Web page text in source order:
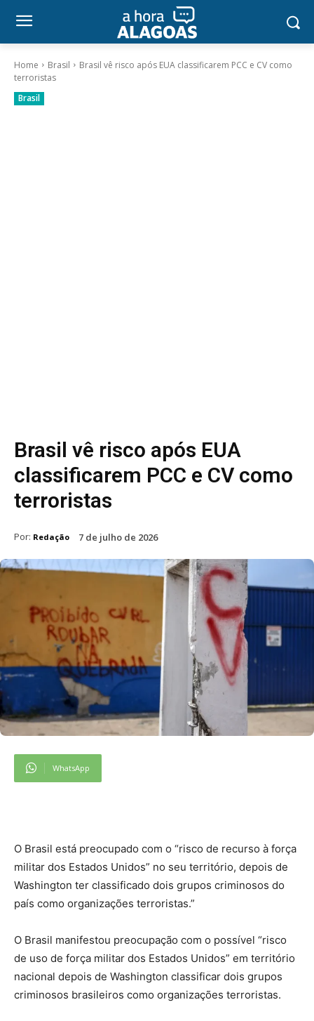
Home Brasil
Brasil vê risco após EUA classificarem PCC e CV como
terroristas
Brasil
Brasil vê risco após EUA
classificarem PCC e CV como
terroristas
Por: Redação 7 de julho de 2026
WhatsApp
O Brasil está preocupado com o “risco de recurso à força
militar dos Estados Unidos” no seu território, depois de
Washington ter classificado dois grupos criminosos do
país como organizações terroristas.”
O Brasil manifestou preocupação com o possível “risco
de uso de força militar dos Estados Unidos” em território
nacional depois de Washington classificar dois grupos
criminosos brasileiros como organizações terroristas.